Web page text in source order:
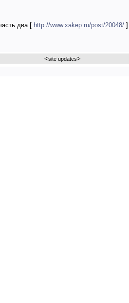
два [ http://www.xakep.ru/post/20048/ ].
<site updates>